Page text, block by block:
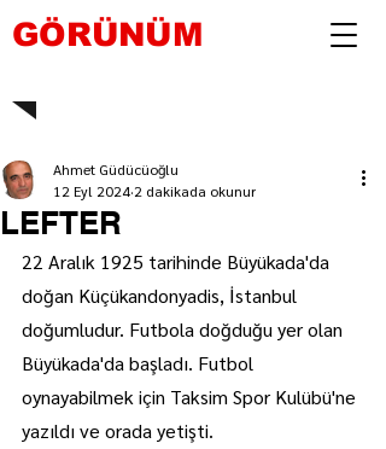
GÖRÜNÜM
LEFTER
Ahmet Güdücüoğlu
12 Eyl 2024 2 dakikada okunur
22 Aralık 1925 tarihinde Büyükada'da
doğan Küçükandonyadis, İstanbul
doğumludur. Futbola doğduğu yer olan
Büyükada'da başladı. Futbol
oynayabilmek için Taksim Spor Kulübü'ne
yazıldı ve orada yetişti.